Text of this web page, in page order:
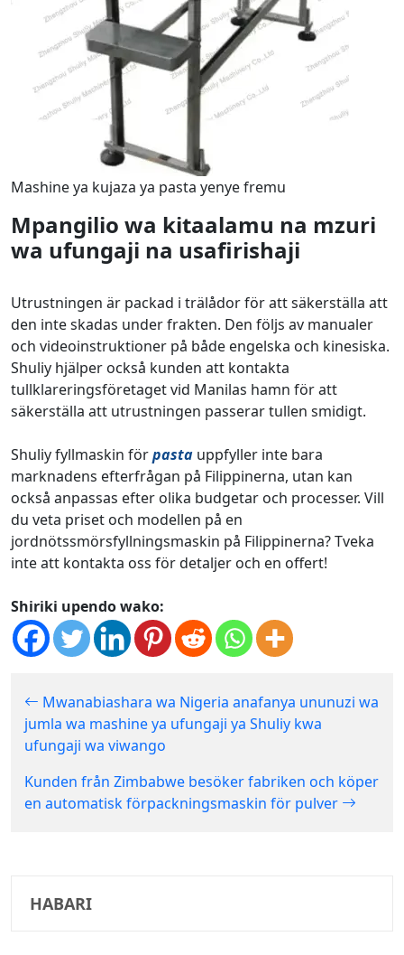
Mashine ya kujaza ya pasta yenye fremu
Mpangilio wa kitaalamu na mzuri
wa ufungaji na usafirishaji
Utrustningen är packad i trälådor för att säkerställa att
den inte skadas under frakten. Den följs av manualer
och videoinstruktioner på både engelska och kinesiska.
Shuliy hjälper också kunden att kontakta
tullklareringsföretaget vid Manilas hamn för att
säkerställa att utrustningen passerar tullen smidigt.
Shuliy fyllmaskin förpasta uppfyller inte bara
marknadens efterfrågan på Filippinerna, utan kan
också anpassas efter olika budgetar och processer. Vill
du veta priset och modellen på en
jordnötssmörsfyllningsmaskin på Filippinerna? Tveka
inte att kontakta oss för detaljer och en offert!
Shiriki upendo wako:
Mwanabiashara wa Nigeria anafanya ununuzi wa
jumla wa mashine ya ufungaji ya Shuliy kwa
ufungaji wa viwango
Kunden från Zimbabwe besöker fabriken och köper
en automatisk förpackningsmaskin för pulver
HABARI